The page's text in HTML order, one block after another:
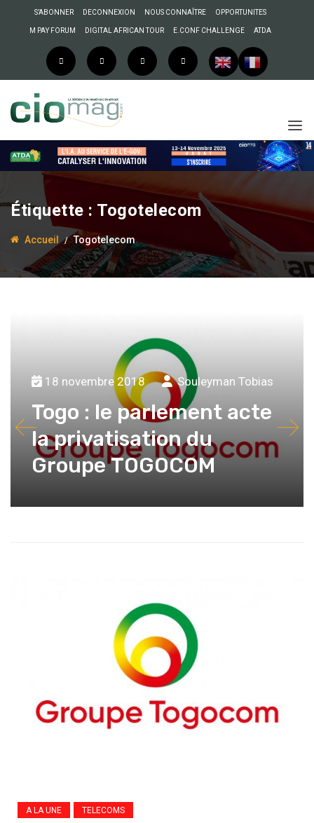
S’ABONNER DECONNEXION NOUS CONNAÎTRE OPPORTUNITES
M PAY FORUM DIGITAL AFRICAN TOUR E.CONF CHALLENGE ATDA
Étiquette : Togotelecom
Accueil Togotelecom
18 novembre 2018 Souleyman Tobias
Togo : le parlement acte
la privatisation du
Groupe TOGOCOM
A LA UNE TELECOMS